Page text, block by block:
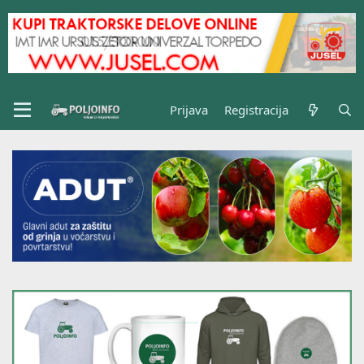
Prijava Registracija